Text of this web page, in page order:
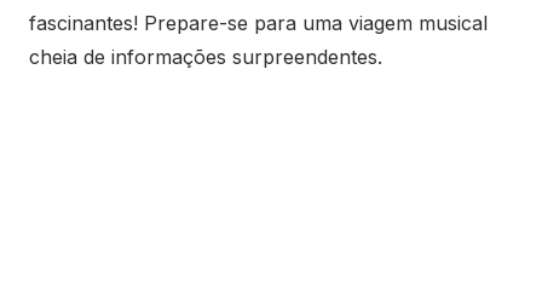
fascinantes! Prepare-se para uma viagem musical
cheia de informações surpreendentes.